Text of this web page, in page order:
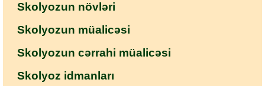
Skolyozun növləri
Skolyozun müalicəsi
Skolyozun cərrahi müalicəsi
Skolyoz idmanları